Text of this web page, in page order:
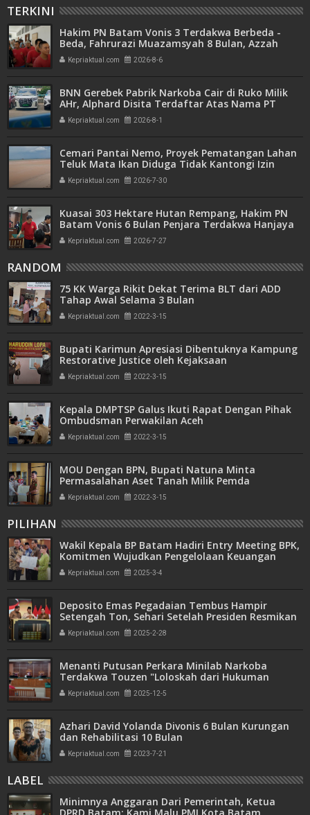
TERKINI
Hakim PN Batam Vonis 3 Terdakwa Berbeda -
Beda, Fahrurazi Muazamsyah 8 Bulan, Azzah
Azzurah dan Risma Divonis 2 Tahun 6 Bulan
Kepriaktual.com 2026-8-6
BNN Gerebek Pabrik Narkoba Cair di Ruko Milik
AHr, Alphard Disita Terdaftar Atas Nama PT
Mitra Usaha Properti
Kepriaktual.com 2026-8-1
Cemari Pantai Nemo, Proyek Pematangan Lahan
Teluk Mata Ikan Diduga Tidak Kantongi Izin
Amdal
Kepriaktual.com 2026-7-30
Kuasai 303 Hektare Hutan Rempang, Hakim PN
Batam Vonis 6 Bulan Penjara Terdakwa Hanjaya
Kepriaktual.com 2026-7-27
RANDOM
75 KK Warga Rikit Dekat Terima BLT dari ADD
Tahap Awal Selama 3 Bulan
Kepriaktual.com 2022-3-15
Bupati Karimun Apresiasi Dibentuknya Kampung
Restorative Justice oleh Kejaksaan
Kepriaktual.com 2022-3-15
Kepala DMPTSP Galus Ikuti Rapat Dengan Pihak
Ombudsman Perwakilan Aceh
Kepriaktual.com 2022-3-15
MOU Dengan BPN, Bupati Natuna Minta
Permasalahan Aset Tanah Milik Pemda
Diselesaikan
Kepriaktual.com 2022-3-15
PILIHAN
Wakil Kepala BP Batam Hadiri Entry Meeting BPK,
Komitmen Wujudkan Pengelolaan Keuangan
Transparan dan Akuntabel
Kepriaktual.com 2025-3-4
Deposito Emas Pegadaian Tembus Hampir
Setengah Ton, Sehari Setelah Presiden Resmikan
Bank Emas
Kepriaktual.com 2025-2-28
Menanti Putusan Perkara Minilab Narkoba
Terdakwa Touzen "Loloskah dari Hukuman
Seumur Hidup atau Mati"
Kepriaktual.com 2025-12-5
Azhari David Yolanda Divonis 6 Bulan Kurungan
dan Rehabilitasi 10 Bulan
Kepriaktual.com 2023-7-21
LABEL
Minimnya Anggaran Dari Pemerintah, Ketua